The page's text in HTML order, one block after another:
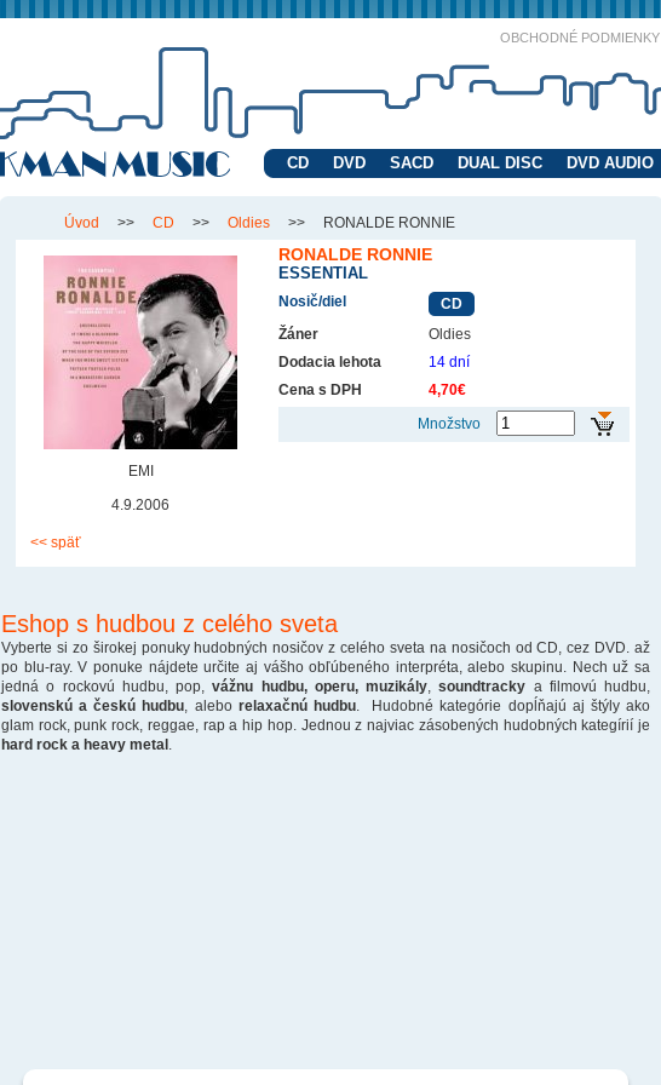
OBCHODNÉ PODMIENKY
CD DVD SACD DUAL DISC DVD AUDIO
Úvod >> CD >> Oldies >> RONALDE RONNIE
EMI
4.9.2006
RONALDE RONNIE
ESSENTIAL
Nosič/diel
CD
Žáner
Oldies
Dodacia lehota
14 dní
Cena s DPH
4,70€
Množstvo
<< späť
Eshop s hudbou z celého sveta
Vyberte si zo širokej ponuky hudobných nosičov z celého sveta na nosičoch od CD, cez DVD. až
po blu-ray. V ponuke nájdete určite aj vášho obľúbeného interpréta, alebo skupinu. Nech už sa
jedná o rockovú hudbu, pop,vážnu hudbu, operu, muzikály ,soundtracky a filmovú hudbu,
slovenskú a českú hudbu , alebo relaxačnú hudbu. Hudobné kategórie dopĺňajú aj štýly ako
glam rock, punk rock, reggae, rap a hip hop. Jednou z najviac zásobených hudobných kategírií je
hard rock a heavy metal